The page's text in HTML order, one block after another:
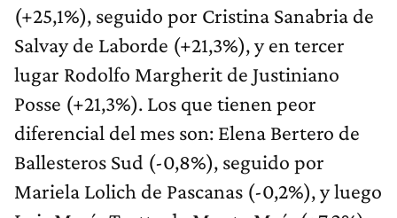
(+25,1%), seguido por Cristina Sanabria de
Salvay de Laborde (+21,3%), y en tercer
lugar Rodolfo Margherit de Justiniano
Posse (+21,3%). Los que tienen peor
diferencial del mes son: Elena Bertero de
Ballesteros Sud (-0,8%), seguido por
Mariela Lolich de Pascanas (-0,2%), y luego